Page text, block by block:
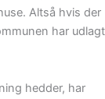
Altså hvis der
har udlagt
hedder, har